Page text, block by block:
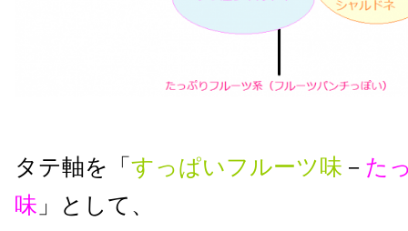
タテ軸を「すっぱいフルーツ味 － た
味 」として、